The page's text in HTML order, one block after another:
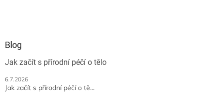
Blog
Jak začít s přírodní péčí o tělo
6.7.2026
Jak začít s přírodní péčí o tě...